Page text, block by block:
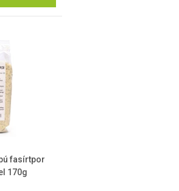
fasírtpor
170g